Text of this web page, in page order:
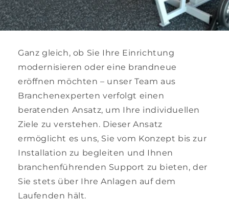
Ganz gleich, ob Sie Ihre Einrichtung
modernisieren oder eine brandneue
eröffnen möchten – unser Team aus
Branchenexperten verfolgt einen
beratenden Ansatz, um Ihre individuellen
Ziele zu verstehen. Dieser Ansatz
ermöglicht es uns, Sie vom Konzept bis zur
Installation zu begleiten und Ihnen
branchenführenden Support zu bieten, der
Sie stets über Ihre Anlagen auf dem
Laufenden hält.